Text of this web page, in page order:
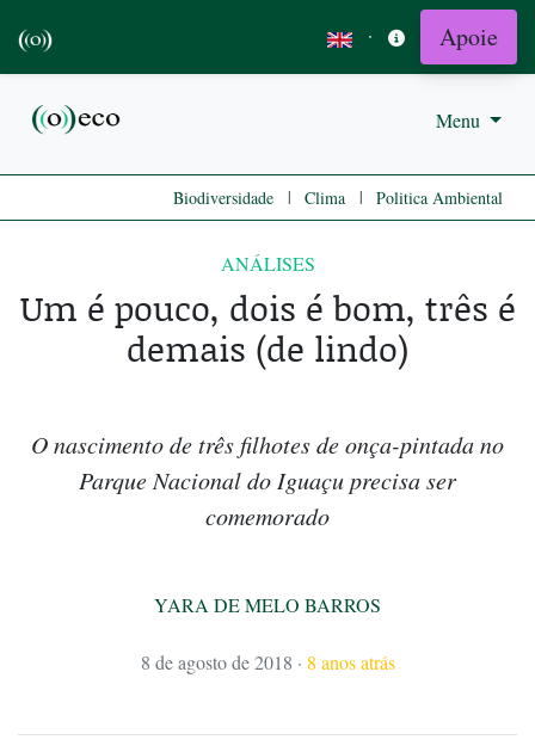
· Apoie
Menu
Biodiversidade | Clima | Politica Ambiental
ANÁLISES
Um é pouco, dois é bom, três é
demais (de lindo)
O nascimento de três filhotes de onça-pintada no
Parque Nacional do Iguaçu precisa ser
comemorado
YARA DE MELO BARROS
8 de agosto de 2018 · 8 anos atrás